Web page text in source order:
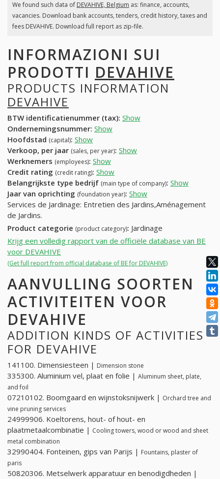
We found such data of DEVAHIVE, Belgium as: finance, accounts,
vacancies. Download bank accounts, tenders, credit history, taxes and
fees DEVAHIVE. Download full report as zip-file.
INFORMAZIONI SUI
PRODOTTI DEVAHIVE
PRODUCTS INFORMATION
DEVAHIVE
BTW identificatienummer (tax): Show
Ondernemingsnummer: Show
Hoofdstad (capital): Show
Verkoop, per jaar (sales, per year): Show
Werknemers (employees): Show
Credit rating (credit rating): Show
Belangrijkste type bedrijf (main type of company): Show
Jaar van oprichting (foundation year): Show
Services de Jardinage: Entretien des Jardins,Aménagement
de Jardins.
Product categorie (product category): Jardinage
Krijg een volledig rapport van de officiële database van BE
voor DEVAHIVE
(Get full report from official database of BE for DEVAHIVE)
AANVULLING SOORTEN
ACTIVITEITEN VOOR
DEVAHIVE
ADDITION KINDS OF ACTIVITIES
FOR DEVAHIVE
141100. Dimensiesteen | Dimension stone
335300. Aluminium vel, plaat en folie | Aluminum sheet, plate,
and foil
07210102. Boomgaard en wijnstoksnijwerk | Orchard tree and
vine pruning services
24999906. Koeltorens, hout- of hout- en
plaatmetaalcombinatie | Cooling towers, wood or wood and sheet
metal combination
32990404. Fonteinen, gips van Parijs | Fountains, plaster of
paris
50820306. Metselwerk apparatuur en benodigdheden |